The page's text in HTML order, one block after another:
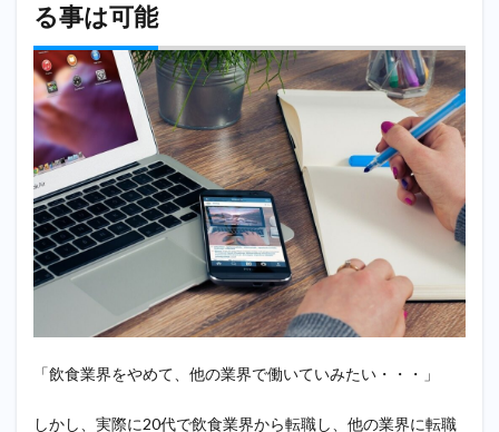
る際
すす
めの
転職
エー
ジェ
ント
5.1
マイ
ナビ
エー
ジェ
5.2
ナビ
る事は可能
「飲食業界をやめて、他の業界で働いていみたい・・・」
しかし、実際に20代で飲食業界から転職し、他の業界に転職